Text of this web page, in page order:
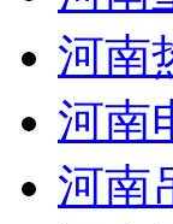
河南
河南
河南